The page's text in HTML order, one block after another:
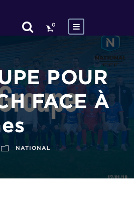
0
POUR
FACE À
NATIONAL